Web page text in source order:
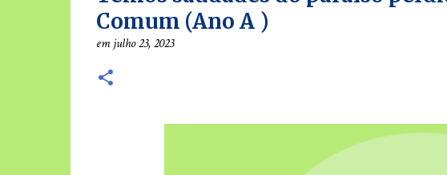
Comum (Ano A )
emjulho 23, 2023